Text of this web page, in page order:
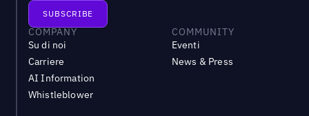
COMPANY
Su di noi
Carriere
AI Information
Whistleblower
COMMUNITY
Eventi
News & Press